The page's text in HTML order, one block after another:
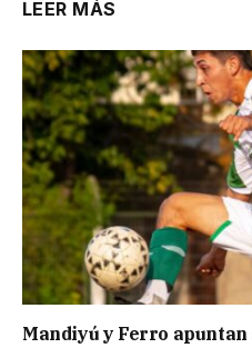
LEER MÁS
Mandiyú y Ferro